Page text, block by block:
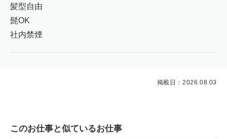
髪型自由
髭OK
社内禁煙
掲載日：2026.08.03
このお仕事と似ているお仕事